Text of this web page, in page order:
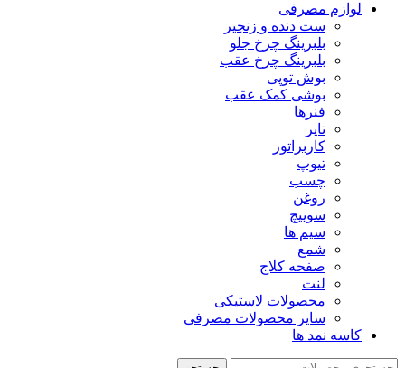
لوازم مصرفی
ست دنده و زنجیر
بلبرینگ چرخ جلو
بلبرینگ چرخ عقب
بوش توپی
بوشی کمک عقب
فنرها
تایر
کاربراتور
تیوپ
چسب
روغن
سوییچ
سیم ها
شمع
صفحه کلاج
لنت
محصولات لاستیکی
سایر محصولات مصرفی
کاسه نمد ها